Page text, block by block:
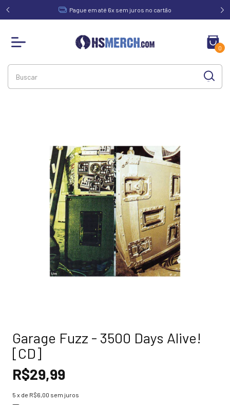
de Pague em até 6x sem juros no cartão
0
Garage Fuzz - 3500 Days Alive!
[CD]
R$29,99
5 x de R$6,00 sem juros